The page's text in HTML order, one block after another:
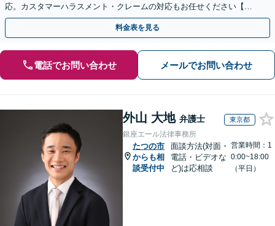
応。カスタマーハラスメント・クレームの対応もお任せください【オ
ンライン相談OK】【夜間・休日相談可（要予約）】
料金表を見る
電話でお問い合わせ メールでお問い合わせ
外山 大地 弁護士 東京都
銀座エール法律事務所
たつの市
からも相
談受付中
面談方法(対面・
電話・ビデオな
ど)は応相談
営業時間：1
0:00~18:00
（平日）